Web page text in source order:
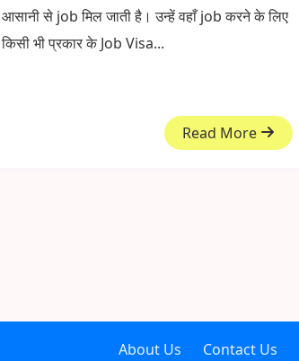
आसानी से job मिल जाती है। उन्हें वहाँ job करने के लिए
किसी भी प्रकार के Job Visa...
Read More
About Us Contact Us